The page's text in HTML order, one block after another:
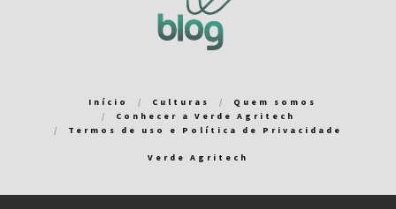
Início Culturas
Quem somos
Conhecer a Verde Agritech
Termos de uso e Política de Privacidade
Verde Agritech